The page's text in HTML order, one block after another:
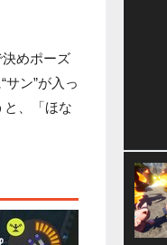
めポーズ
ン”が入っ
と、「ほな